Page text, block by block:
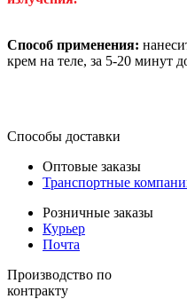
Способ применения:
крем на теле, за 5-20 минут
Способы доставки
Оптовые заказы
Транспортные
Розничные заказы
Курьер
Почта
Производство по
контракту